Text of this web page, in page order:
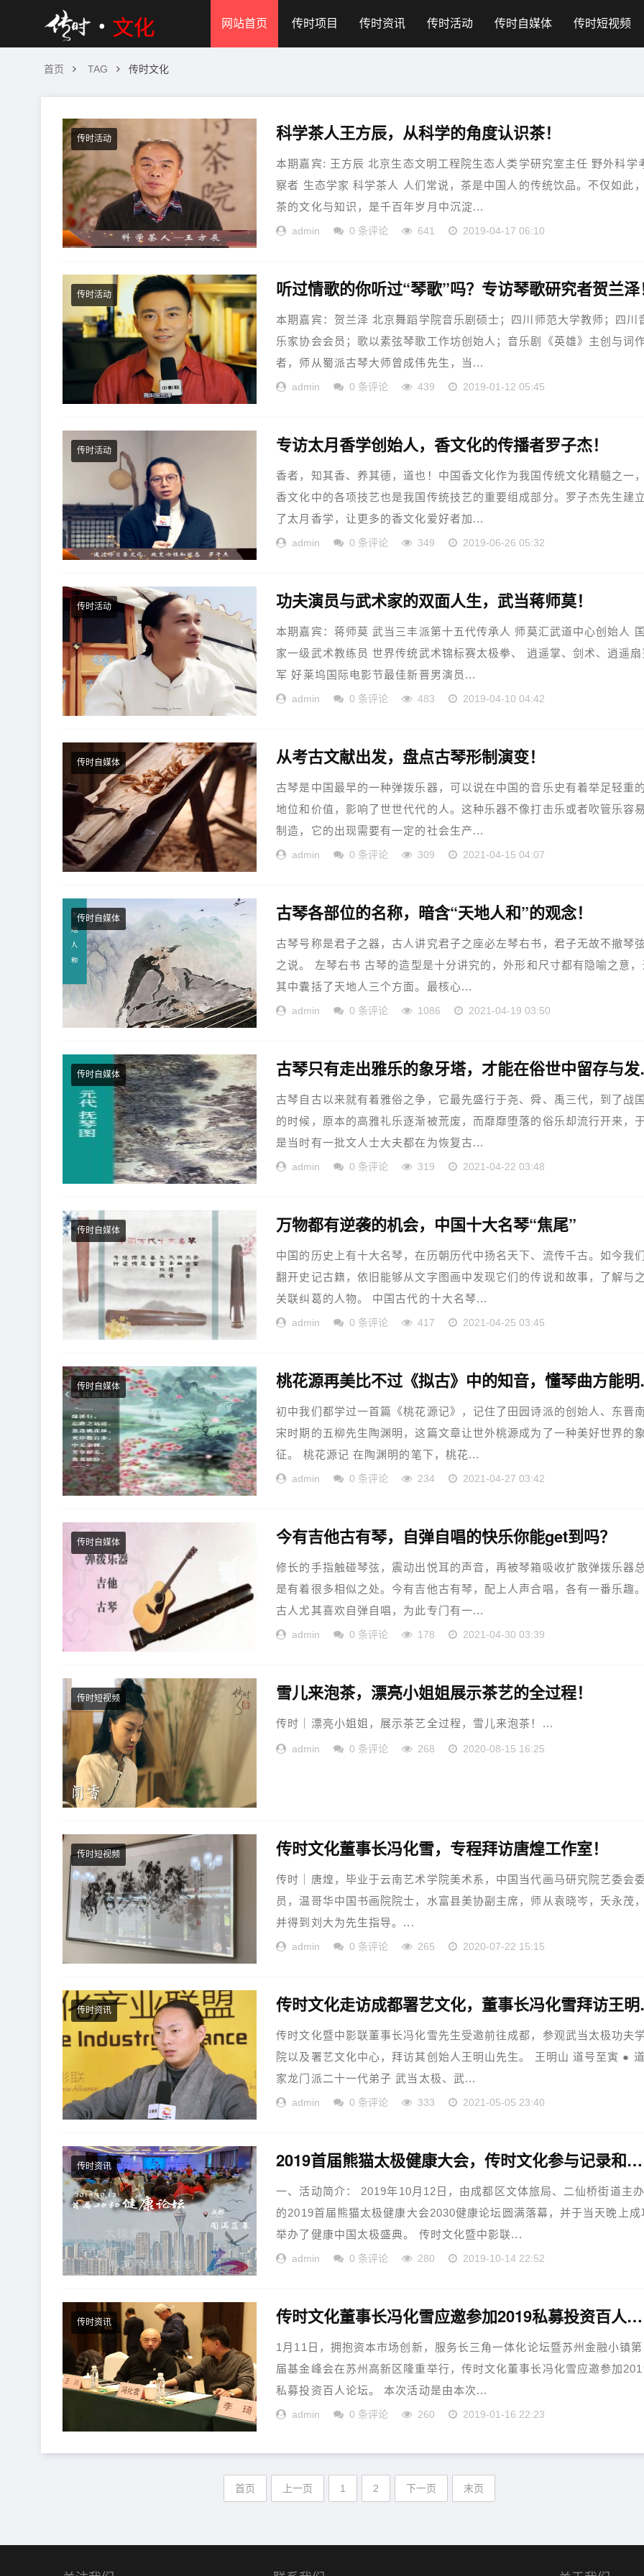
网站首页 传时项目 传时资讯 传时活动 传时自媒体 传时短视频
首页 TAG 传时文化
传时活动 科学茶人王方辰，从科学的角度认识茶！
本期嘉宾: 王方辰 北京生态文明工程院生态人类学研究室主任 野外科学
察者 生态学家 科学茶人 人们常说，茶是中国人的传统饮品。不仅如此
茶的文化与知识，是千百年岁月中沉淀...
admin 0 条评论 641 2019-04-17 06:10
传时活动 听过情歌的你听过“琴歌”吗？专访琴歌研究者贺兰
本期嘉宾：贺兰泽 北京舞蹈学院音乐剧硕士；四川师范大学教师；四川
乐家协会会员；歌以素弦琴歌工作坊创始人；音乐剧《英雄》主创与词
者，师从蜀派古琴大师曾成伟先生，当...
admin 0 条评论 439 2019-01-12 05:45
传时活动 专访太月香学创始人，香文化的传播者罗子杰！
香者，知其香、养其德，道也！中国香文化作为我国传统文化精髓之一
香文化中的各项技艺也是我国传统技艺的重要组成部分。罗子杰先生建
了太月香学，让更多的香文化爱好者加...
admin 0 条评论 349 2019-06-26 05:32
传时活动 功夫演员与武术家的双面人生，武当蒋师莫！
本期嘉宾：蒋师莫 武当三丰派第十五代传承人 师莫汇武道中心创始人
家一级武术教练员 世界传统武术锦标赛太极拳、 逍遥掌、剑术、逍遥
军 好莱坞国际电影节最佳新晋男演员...
admin 0 条评论 483 2019-04-10 04:42
传时自媒体 从考古文献出发，盘点古琴形制演变！
古琴是中国最早的一种弹拨乐器，可以说在中国的音乐史有着举足轻重
地位和价值，影响了世世代代的人。这种乐器不像打击乐或者吹管乐容
制造，它的出现需要有一定的社会生产...
admin 0 条评论 309 2021-04-15 04:07
传时自媒体 古琴各部位的名称，暗含“天地人和”的观念！
古琴号称是君子之器，古人讲究君子之座必左琴右书，君子无故不撤琴
之说。 左琴右书 古琴的造型是十分讲究的，外形和尺寸都有隐喻之意
其中囊括了天地人三个方面。最核心...
admin 0 条评论 1086 2021-04-19 03:50
传时自媒体 古琴只
古琴自古以来就有着雅俗之争，它最先盛行于尧、舜、禹三代，到了战
的时候，原本的高雅礼乐逐渐被荒废，而靡靡堕落的俗乐却流行开来，
是当时有一批文人士大夫都在为恢复古...
admin 0 条评论 319 2021-04-22 03:48
传时自媒体 万物都有逆袭的机会，中国十大名琴“焦尾”
中国的历史上有十大名琴，在历朝历代中扬名天下、流传千古。如今我
翻开史记古籍，依旧能够从文字图画中发现它们的传说和故事，了解与
关联纠葛的人物。 中国古代的十大名琴...
admin 0 条评论 417 2021-04-25 03:45
传时自媒体 桃花源
初中我们都学过一首篇《桃花源记》，记住了田园诗派的创始人、东晋
宋时期的五柳先生陶渊明，这篇文章让世外桃源成为了一种美好世界的
征。 桃花源记 在陶渊明的笔下，桃花...
admin 0 条评论 234 2021-04-27 03:42
传时自媒体 今有吉他古有琴，自弹自唱的快乐你能get到吗？
修长的手指触碰琴弦，震动出悦耳的声音，再被琴箱吸收扩散弹拨乐器
是有着很多相似之处。今有吉他古有琴，配上人声合唱，各有一番乐趣
古人尤其喜欢自弹自唱，为此专门有一...
admin 0 条评论 178 2021-04-30 03:39
传时短视频 雪儿来泡茶，漂亮小姐姐展示茶艺的全过程！
传时｜漂亮小姐姐，展示茶艺全过程，雪儿来泡茶！...
admin 0 条评论 268 2020-08-15 16:25
传时短视频 传时文化董事长冯化雪，专程拜访唐煌工作室！
传时｜唐煌，毕业于云南艺术学院美术系，中国当代画马研究院艺委会
员，温哥华中国书画院院士，水富县美协副主席，师从袁晓岑，夭永茂
并得到刘大为先生指导。...
admin 0 条评论 265 2020-07-22 15:15
传时资讯 传时文
传时文化暨中影联董事长冯化雪先生受邀前往成都，参观武当太极功夫
院以及署艺文化中心，拜访其创始人王明山先生。 王明山 道号至寅 ●
家龙门派二十一代弟子 武当太极、武...
admin 0 条评论 333 2021-05-05 23:40
传时资讯 2019首届熊猫太极健康大会，传时文化参与记录和拍摄
一、活动简介： 2019年10月12日，由成都区文体旅局、二仙桥街道主办
的2019首届熊猫太极健康大会2030健康论坛圆满落幕，并于当天晚上成
举办了健康中国太极盛典。 传时文化暨中影联...
admin 0 条评论 280 2019-10-14 22:52
传时资讯 传时文化董事长冯化雪应邀参加2019私募投资百人论坛
1月11日，拥抱资本市场创新，服务长三角一体化论坛暨苏州金融小镇
届基金峰会在苏州高新区隆重举行，传时文化董事长冯化雪应邀参加
私募投资百人论坛。 本次活动是由本次...
admin 0 条评论 260 2019-01-16 22:23
首页 上一页 1 2 下一页 末页